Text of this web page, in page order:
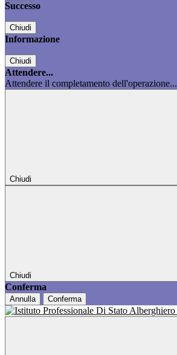
Successo
Chiudi
Informazione
Chiudi
Attendere...
Attendere il completamento dell'operazione...
Chiudi
Chiudi
Conferma
Annulla Conferma